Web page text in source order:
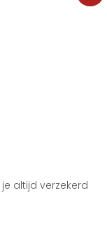
altijd verzekerd